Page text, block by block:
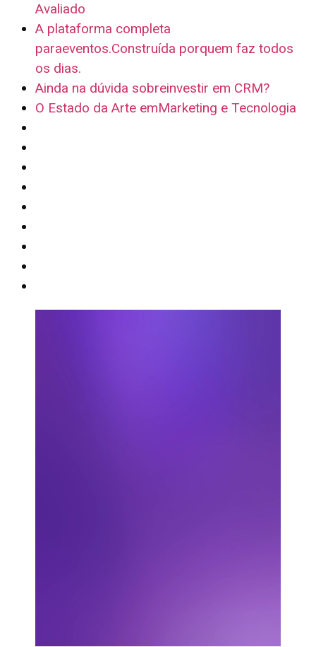
Avaliado
A plataforma completa
paraeventos.Construída porquem faz todos
os dias.
Ainda na dúvida sobreinvestir em CRM?
O Estado da Arte emMarketing e Tecnologia